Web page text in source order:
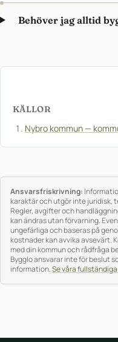
Behöver jag alltid
KÄLLOR
Nybro kommun —
Ansvarsfriskrivning:
karaktär och utgör inte juridisk,
Regler, avgifter och
kan ändras utan förvarning.
ungefärliga och baseras på
kostnader kan avvika avsevärt.
med din kommun och rådfråga
Bygglo ansvarar inte för beslut
information.Se våra